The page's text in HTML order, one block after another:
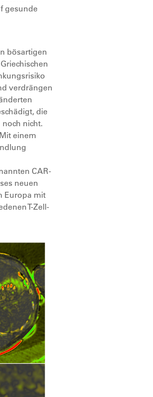
gesunde
bösartigen
verdrängen
die
nicht.
einem
CAR-
neuen
Europa mit
T-Zell-